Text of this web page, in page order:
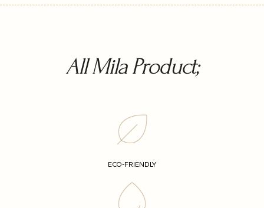
All Mila Product;
ECO-FRIENDLY